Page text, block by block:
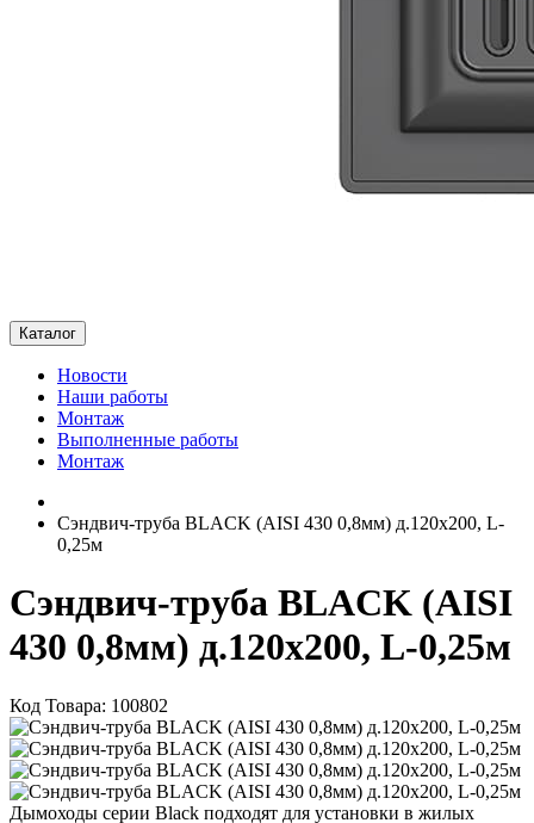
Каталог
Новости
Наши работы
Монтаж
Выполненные работы
Монтаж
Сэндвич-труба BLACK (AISI 430 0,8мм) д.120х200, L-
0,25м
Сэндвич-труба BLACK (AISI
430 0,8мм) д.120х200, L-0,25м
Код Товара: 100802
Дымоходы серии Black подходят для установки в жилых